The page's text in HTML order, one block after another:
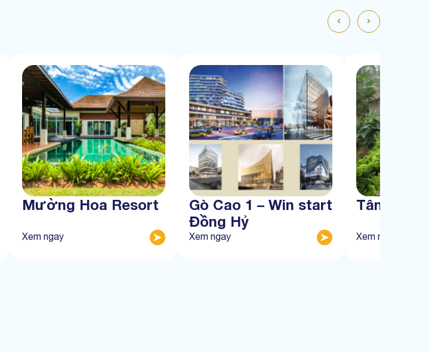
Mường Hoa Resort
Xem ngay
Gò Cao 1 – Win start
Đồng Hỷ
Xem ngay
Tân Thành
Xem ngay